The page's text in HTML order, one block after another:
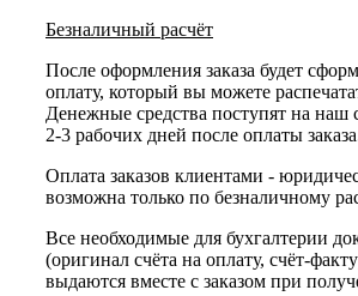
Безналичный расчёт
После оформления заказа будет
оплату, который вы можете
Денежные средства поступят на наш
2-3 рабочих дней после оплаты
Оплата заказов клиентами -
возможна только по безналичному
Все необходимые для бухгалтерии
(оригинал счёта на оплату, счёт-
выдаются вместе с заказом при